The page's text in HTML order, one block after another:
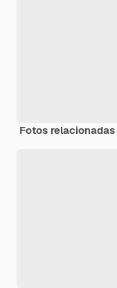
Fotos relacionadas